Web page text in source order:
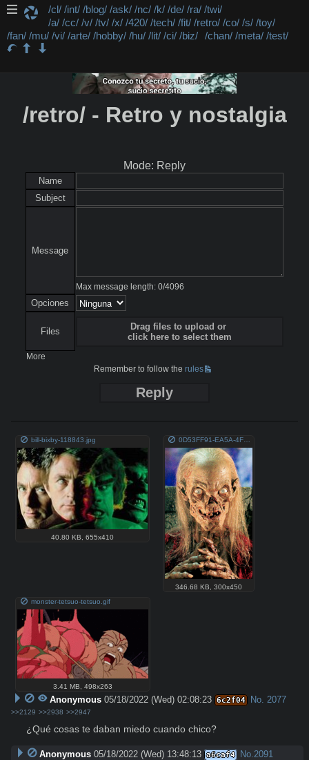
/cl/ /int/ /blog/ /ask/ /nc/ /k/ /de/ /ra/ /twi/
/a/ /cc/ /v/ /tv/ /x/ /420/ /tech/ /fit/ /retro/ /co/ /s/ /toy/
/fan/ /mu/ /vi/ /arte/ /hobby/ /hu/ /lit/ /ci/ /biz/ /chan/ /meta/ /test/
/retro/ - Retro y nostalgia
Mode: Reply
Name
Subject
Message
Max message length: 0/4096
Opciones
Files
Drag files to upload or
click here to select them
More
Remember to follow therules
Reply
bill-bixby-118843.jpg
40.80 KB ,655x410
0D53FF91-EA5A-4F08-9457-569C4175FF16.png
346.68 KB
300x450
monster-tetsuo-tetsuo.gif
3.41 MB ,498x263
Anonymous 05/18/2022 (Wed) 02:08:23 6c2f04 No. 2077
>>2129 >>2938 >>2947
¿Qué cosas te daban miedo cuando chico?
Anonymous 05/18/2022 (Wed) 13:48:13 a6caf4 No. 2091